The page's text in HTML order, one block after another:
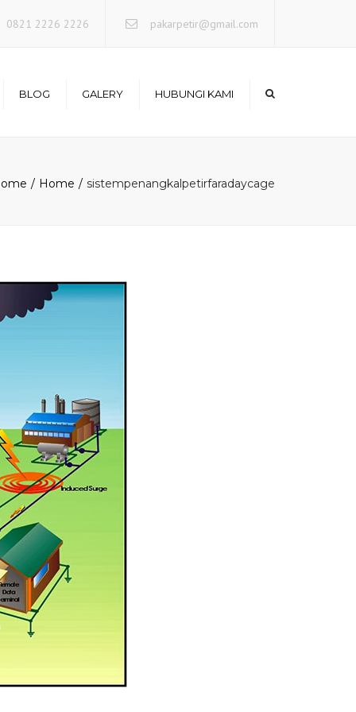
0821 2226 2226 pakarpetir@gmail.com
BLOG GALERY HUBUNGI KAMI
Home sistempenangkalpetirfaradaycage